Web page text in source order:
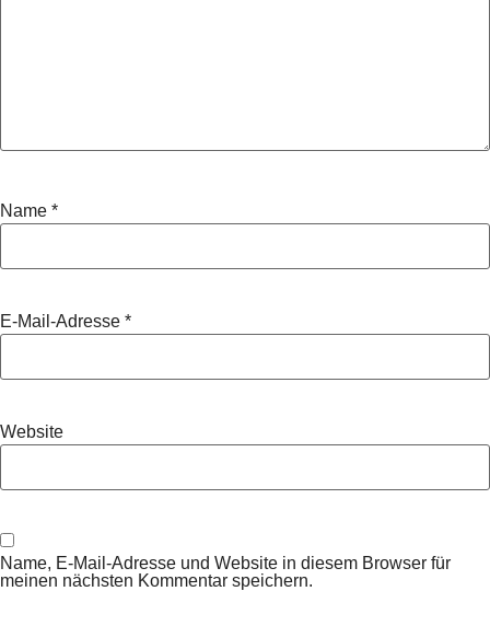
Name *
E-Mail-Adresse *
Website
Name, E-Mail-Adresse und Website in diesem Browser für
meinen nächsten Kommentar speichern.